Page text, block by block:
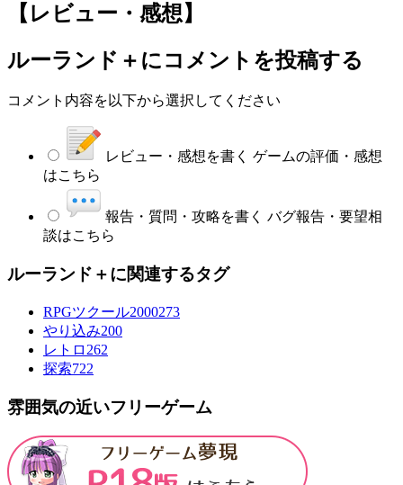
【レビュー・感想】
ルーランド＋ にコメントを投稿する
コメント内容を以下から選択してください
レビュー・感想を書く ゲームの評価・感想
はこちら
報告・質問・攻略を書く バグ報告・要望相
談はこちら
ルーランド＋に関連するタグ
RPGツクール2000273
やり込み200
レトロ 262
探索722
雰囲気の近いフリーゲーム